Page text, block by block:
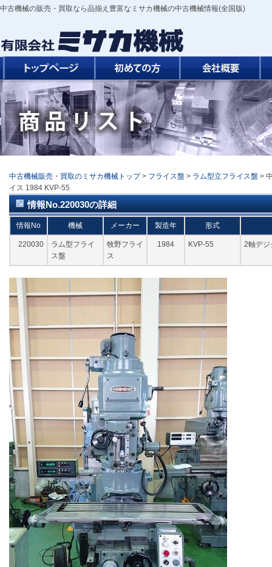
中古機械の販売・買取なら品揃え豊富なミサカ機械の中古機械情報(全国版)
中古機械販売・買取のミサカ機械トップ > フライス盤 > ラム型立フライス盤 >
イス 1984 KVP-55
情報No.220030の詳細
情報No 機械 メーカー 製造年 形式
220030
ラム型フライ
ス盤
牧野フライ
ス
1984 KVP-55 2軸デジ